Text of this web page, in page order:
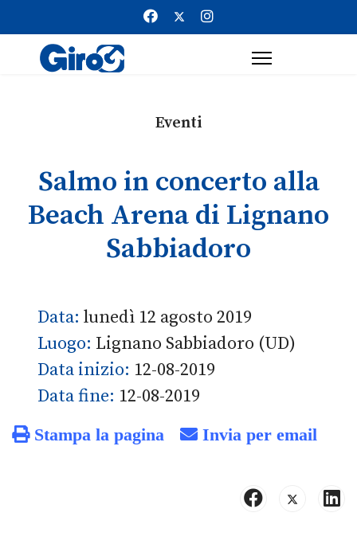
Eventi
Salmo in concerto alla
Beach Arena di Lignano
Sabbiadoro
Data: lunedì 12 agosto 2019
Luogo: Lignano Sabbiadoro (UD)
Data inizio: 12-08-2019
Data fine: 12-08-2019
Stampa la pagina Invia per email